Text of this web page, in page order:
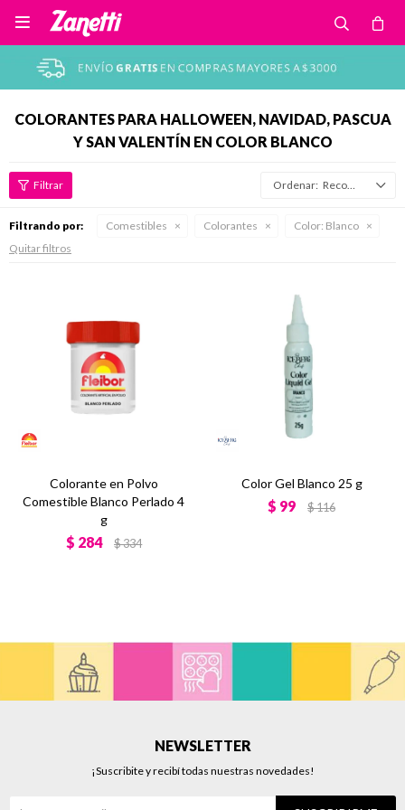

COLORANTES PARA HALLOWEEN, NAVIDAD, PASCUA
Y SAN VALENTÍN EN COLOR BLANCO
Recomendados
Filtrando por: Comestibles Colorantes Color: Blanco
Quitar filtros
Colorante en Polvo
Comestible Blanco Perlado 4
g
$ 284 $334
Color Gel Blanco 25 g
$ 99 $116
NEWSLETTER
¡Suscribite y recibí todas nuestras novedades!